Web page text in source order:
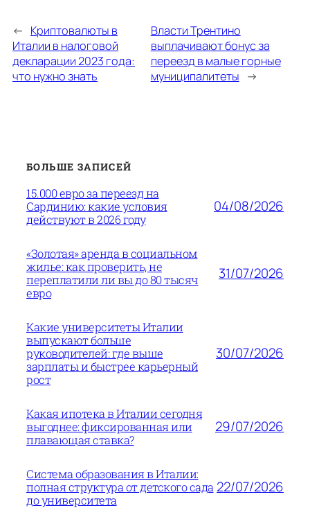
← Криптовалюты в
Италии в налоговой
декларации 2023 года:
что нужно знать
Власти Трентино
выплачивают бонус за
переезд в малые горные
муниципалитеты →
БОЛЬШЕ ЗАПИСЕЙ
15.000 евро за переезд на
Сардинию: какие условия
действуют в 2026 году
04/08/2026
«Золотая» аренда в социальном
жилье: как проверить, не
переплатили ли вы до 80 тысяч
евро
31/07/2026
Какие университеты Италии
выпускают больше
руководителей: где выше
зарплаты и быстрее карьерный
рост
30/07/2026
Какая ипотека в Италии сегодня
выгоднее: фиксированная или
плавающая ставка?
29/07/2026
Система образования в Италии:
полная структура от детского сада
до университета
22/07/2026